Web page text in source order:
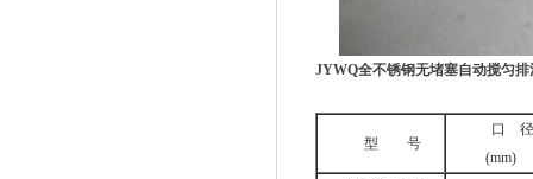
JYWQ全不锈钢无堵塞自动搅匀排
型 号
口 径
(mm)